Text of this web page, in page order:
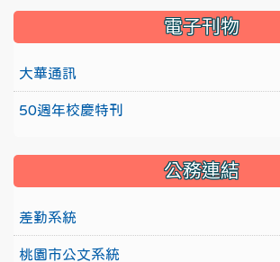
電子刊物
大華通訊
50週年校慶特刊
公務連結
差勤系統
桃園市公文系統